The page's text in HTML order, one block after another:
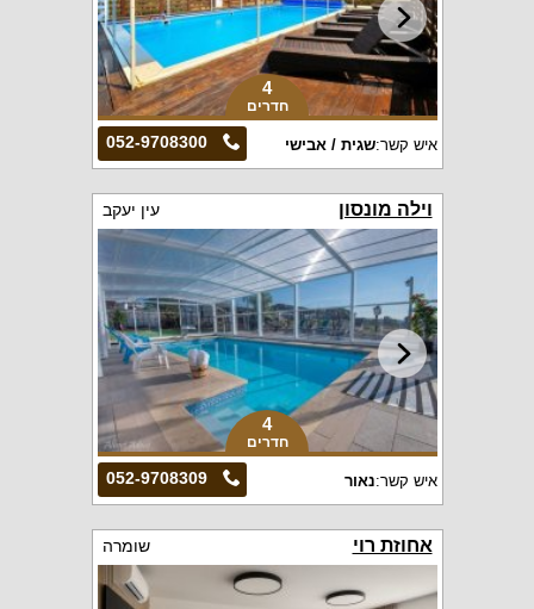
4
חדרים
052-9708300 איש קשר:שגית / אבישי
וילה מונסון עין יעקב
4
חדרים
052-9708309 איש קשר:נאור
אחוזת רוי שומרה